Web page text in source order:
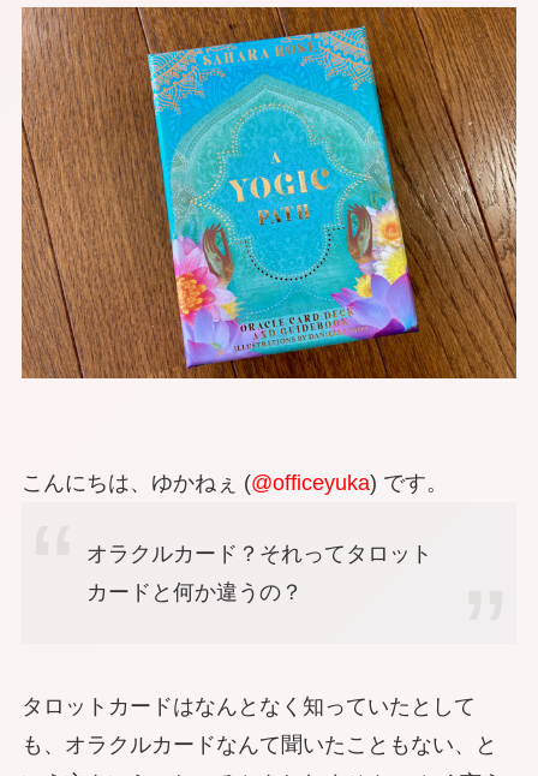
こんにちは、ゆかねぇ (@officeyuka) です。
オラクルカード？それってタロット
カードと何か違うの？
タロットカードはなんとなく知っていたとして
も、オラクルカードなんて聞いたこともない、と